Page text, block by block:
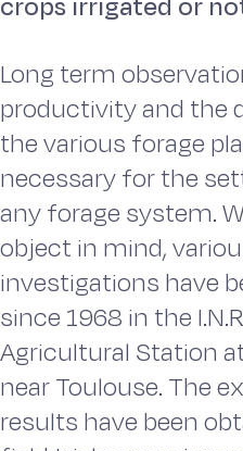
Long term
productivity and the
the various forage
necessary for the
any forage system.
object in mind,
investigations have
since 1968 in the
Agricultural Station
near Toulouse. The
results have been